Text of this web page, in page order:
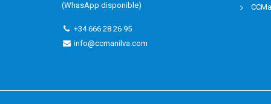
(WhasApp disponible)
+34 666 28 26 95
info@ccmanilva.com